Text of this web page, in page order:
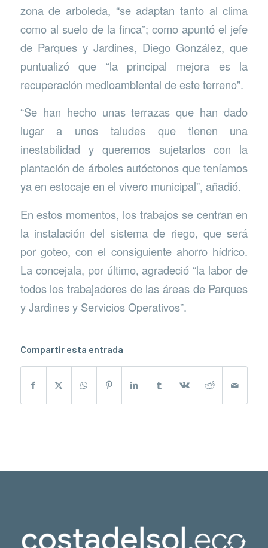
zona de arboleda, “se adaptan tanto al clima
como al suelo de la finca”; como apuntó el jefe
de Parques y Jardines, Diego González, que
puntualizó que “la principal mejora es la
recuperación medioambiental de este terreno”.
“Se han hecho unas terrazas que han dado
lugar a unos taludes que tienen una
inestabilidad y queremos sujetarlos con la
plantación de árboles autóctonos que teníamos
ya en estocaje en el vivero municipal”, añadió.
En estos momentos, los trabajos se centran en
la instalación del sistema de riego, que será
por goteo, con el consiguiente ahorro hídrico.
La concejala, por último, agradeció “la labor de
todos los trabajadores de las áreas de Parques
y Jardines y Servicios Operativos”.
Compartir esta entrada